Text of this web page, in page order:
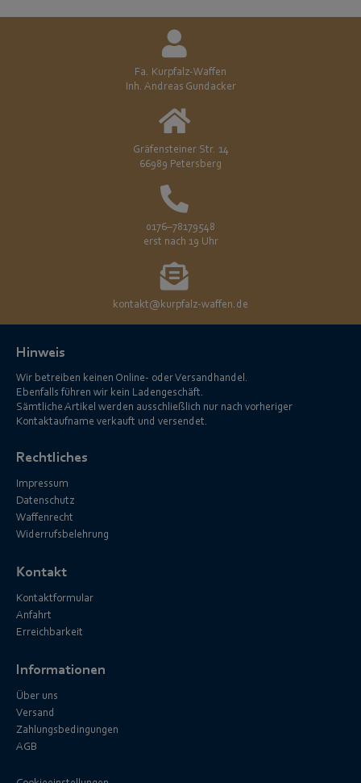
Fa. Kurpfalz-Waffen
Inh. Andreas Gundacker
Gräfensteiner Str. 14
66989 Petersberg
0176–78179548
erst nach 19 Uhr
kontakt@kurpfalz-waffen.de
Hinweis
Wir betreiben keinen Online- oder Versandhandel.
Ebenfalls führen wir kein Ladengeschäft.
Sämtliche Artikel werden ausschließlich nur nach vorheriger
Kontaktaufname verkauft und versendet.
Rechtliches
Impressum
Datenschutz
Waffenrecht
Widerrufsbelehrung
Kontakt
Kontaktformular
Anfahrt
Erreichbarkeit
Informationen
Über uns
Versand
Zahlungsbedingungen
AGB